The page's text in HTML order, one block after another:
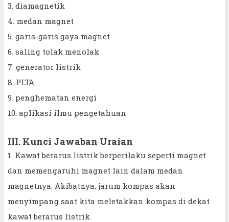
3. diamagnetik
4. medan magnet
5. garis-garis gaya magnet
6. saling tolak menolak
7. generator listrik
8. PLTA
9. penghematan energi
10. aplikasi ilmu pengetahuan
III. Kunci Jawaban Uraian
1. Kawat berarus listrik berperilaku seperti magnet
dan memengaruhi magnet lain dalam medan
magnetnya. Akibatnya, jarum kompas akan
menyimpang saat kita meletakkan kompas di dekat
kawat berarus listrik.